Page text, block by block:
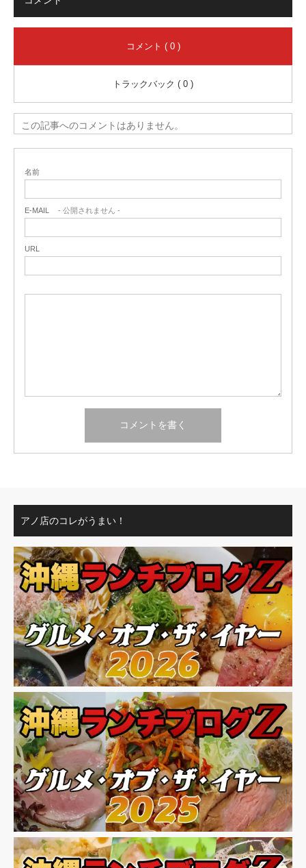
コメント ( 0 )
トラックバック ( 0 )
この記事へのコメントはありません。
名前
E-MAIL - 公開されません -
URL
アノ店のコレがうまい！